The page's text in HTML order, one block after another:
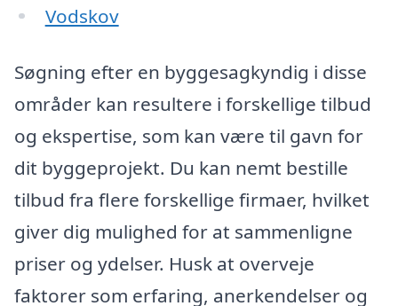
Vodskov
Søgning efter en byggesagkyndig i disse
områder kan resultere i forskellige tilbud
og ekspertise, som kan være til gavn for
dit byggeprojekt. Du kan nemt bestille
tilbud fra flere forskellige firmaer, hvilket
giver dig mulighed for at sammenligne
priser og ydelser. Husk at overveje
faktorer som erfaring, anerkendelser og